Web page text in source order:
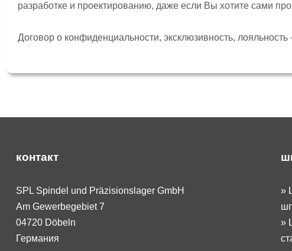
разработке и проектированию, даже если Вы хотите сами
Договор о конфиденциальности, эксклюзивность,
контакт
SPL Spindel und Präzisionslager GmbH
Am Gewerbegebiet 7
04720 Döbeln
Германия
»
»